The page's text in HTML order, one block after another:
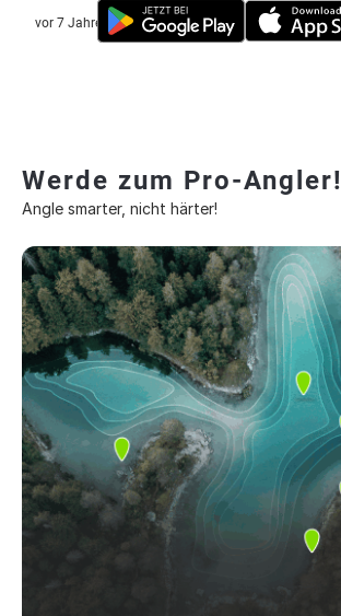
vor 7 Jahre
Werde zum Pro-Angler!
Angle smarter, nicht härter!